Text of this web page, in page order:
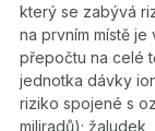
který se zabývá
na prvním místě
přepočtu na celé
jednotka dávky
riziko spojené s
miliradů);